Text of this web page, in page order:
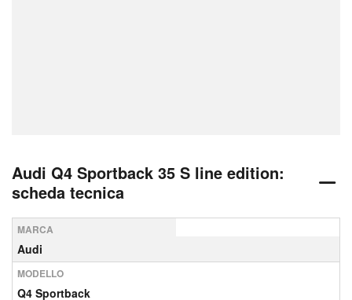
Audi Q4 Sportback 35 S line edition:
scheda tecnica
MARCA
Audi
MODELLO
Q4 Sportback